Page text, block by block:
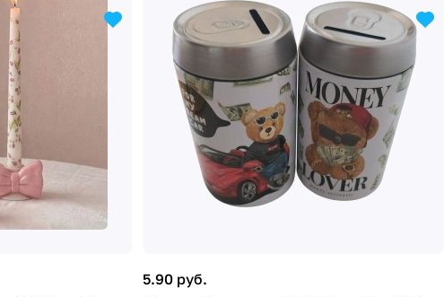
5.90 руб.